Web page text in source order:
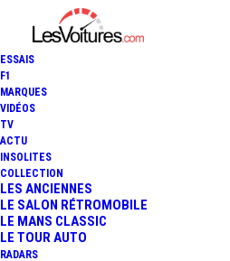
ESSAIS
F1
MARQUES
VIDÉOS
TV
ACTU
INSOLITES
COLLECTION
LES ANCIENNES
LE SALON RÉTROMOBILE
LE MANS CLASSIC
LE TOUR AUTO
RADARS
BMW M235I EN